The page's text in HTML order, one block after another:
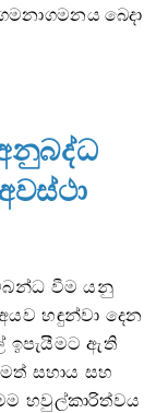
බෙදා
වීම යනු
හඳුන්වා දෙන
ඉපැයීමට ඇති
සහාය සහ
හවුල්කාරිත්වය